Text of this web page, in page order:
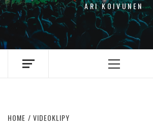
ARI KOIVUNEN
Primary
HOME VIDEOKLIPY